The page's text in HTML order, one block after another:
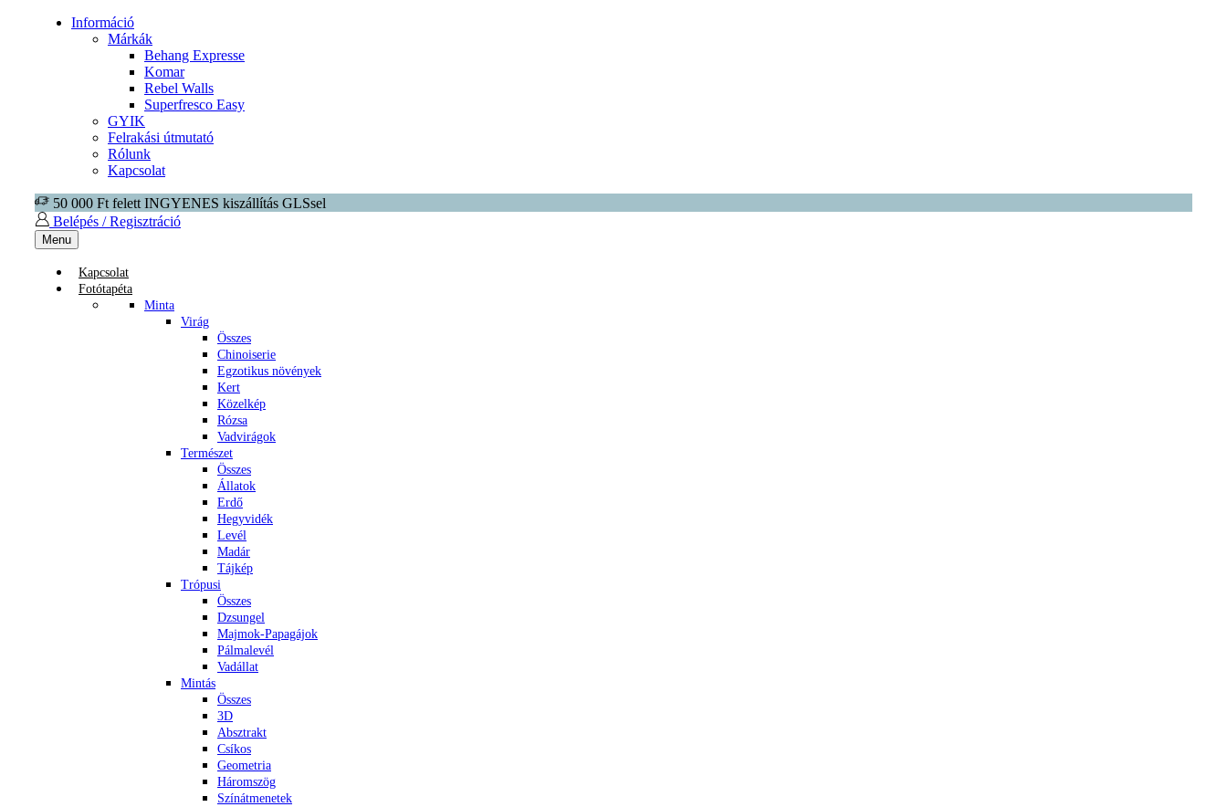
Információ
Márkák
Behang Expresse
Komar
Rebel Walls
Superfresco Easy
GYIK
Felrakási útmutató
Rólunk
Kapcsolat
50 000 Ft felett INGYENES kiszállítás GLSsel
Belépés / Regisztráció
Menu
Kapcsolat
Fotótapéta
Minta
Virág
Összes
Chinoiserie
Egzotikus növények
Kert
Közelkép
Rózsa
Vadvirágok
Természet
Összes
Állatok
Erdő
Hegyvidék
Levél
Madár
Tájkép
Trópusi
Összes
Dzsungel
Majmok-Papagájok
Pálmalevél
Vadállat
Mintás
Összes
3D
Absztrakt
Csíkos
Geometria
Háromszög
Színátmenetek